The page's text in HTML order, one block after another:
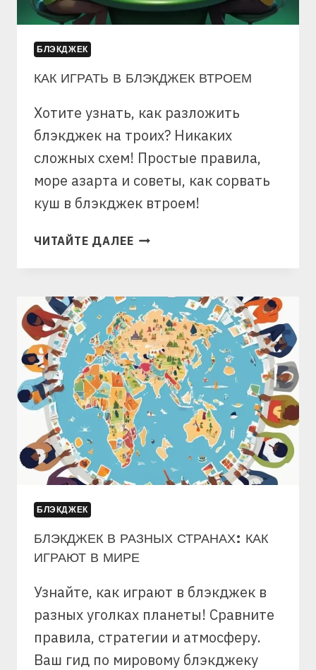
БЛЭКДЖЕК
КАК ИГРАТЬ В БЛЭКДЖЕК ВТРОЕМ
Хотите узнать, как разложить
блэкджек на троих? Никаких
сложных схем! Простые правила,
море азарта и советы, как сорвать
куш в блэкджек втроем!
ЧИТАЙТЕ ДАЛЕЕКАК
В
ВТРОЕМ
БЛЭКДЖЕК
БЛЭКДЖЕК В РАЗНЫХ СТРАНАХ: КАК
ИГРАЮТ В МИРЕ
Узнайте, как играют в блэкджек в
разных уголках планеты! Сравните
правила, стратегии и атмосферу.
Ваш гид по мировому блэкджеку